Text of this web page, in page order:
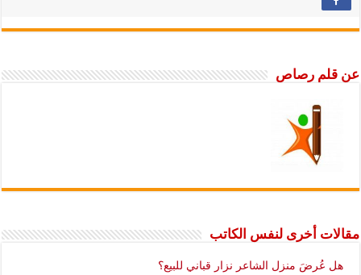
عن قلم رصاص
مقالات أخرى لنفس الكاتب
هل عُرضَ منزل الشاعر نزار قباني للبيع؟